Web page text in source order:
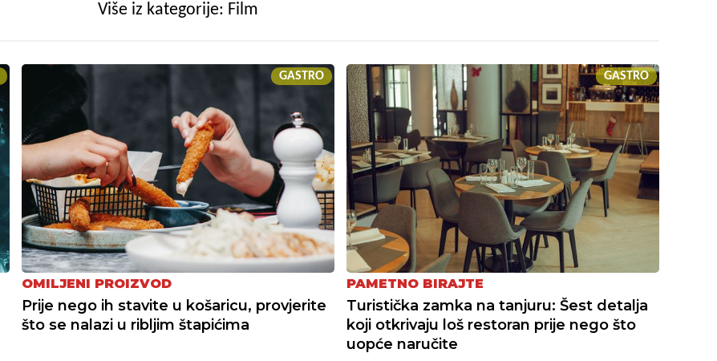
Više iz kategorije: Film
GASTRO
OMILJENI PROIZVOD
Prije nego ih stavite u košaricu, provjerite
što se nalazi u ribljim štapićima
GASTRO
PAMETNO BIRAJTE
Turistička zamka na tanjuru: Šest detalja
koji otkrivaju loš restoran prije nego što
uopće naručite